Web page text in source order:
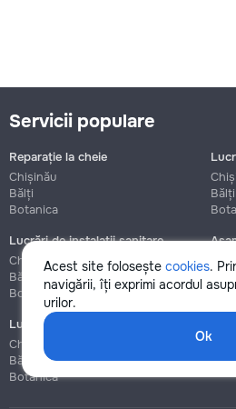
Acest site folosește cookies.
navigării, îți exprimi acordul
urilor.
Ok
Servicii populare
Reparație la cheie
Chișinău
Bălți
Botanica
Bălți
Lucrări de instalații sanitare
Chișinău
Bălți
Botanica
Lucrări de construcție și instalare
Chișinău
Bălți
Botanica